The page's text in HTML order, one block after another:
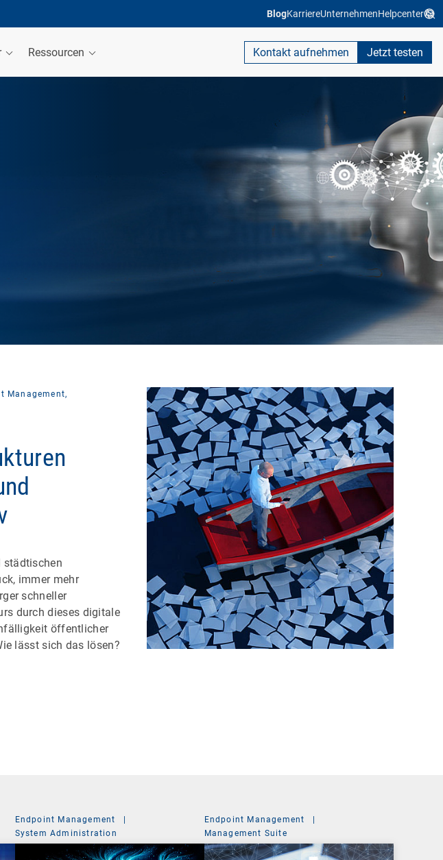
BlogKarriereUnternehmenHelpcenter
Ressourcen Kontakt aufnehmen Jetzt testen
Management,
städtischen
immer mehr
schneller
durch dieses digitale
öffentlicher
lässt sich das lösen?
Endpoint Management
|
System Administration
Endpoint Management
|
Management Suite